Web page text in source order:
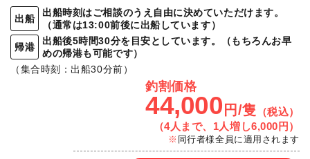
出船
出船時刻はご相談のうえ自由に決めていただけます。
（通常は13:00前後に出船しています）
帰港
出船後5時間30分を目安としています。（もちろんお早
めの帰港も可能です）
（集合時刻：出船30分前）
釣割価格
44,000 円/隻
（税込）
（4人まで、1人増し6,000円）
同行者様全員に適用されます